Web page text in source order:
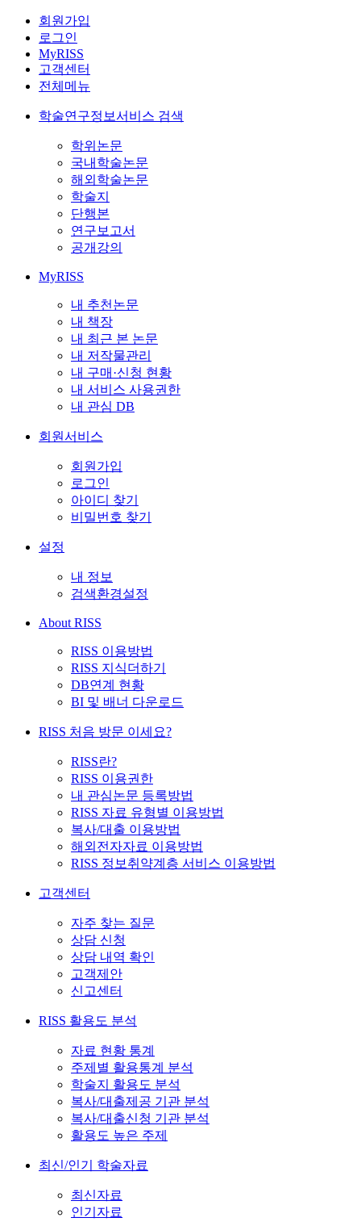
회원가입
로그인
MyRISS
고객센터
전체메뉴
학술연구정보서비스 검색
학위논문
국내학술논문
해외학술논문
학술지
단행본
연구보고서
공개강의
MyRISS
내 추천논문
내 책장
내 최근 본 논문
내 저작물관리
내 구매·신청 현황
내 서비스 사용권한
내 관심 DB
회원서비스
회원가입
로그인
아이디 찾기
비밀번호 찾기
설정
내 정보
검색환경설정
About RISS
RISS 이용방법
RISS 지식더하기
DB연계 현황
BI 및 배너 다운로드
RISS 처음 방문 이세요?
RISS란?
RISS 이용권한
내 관심논문 등록방법
RISS 자료 유형별 이용방법
복사/대출 이용방법
해외전자자료 이용방법
RISS 정보취약계층 서비스 이용방법
고객센터
자주 찾는 질문
상담 신청
상담 내역 확인
고객제안
신고센터
RISS 활용도 분석
자료 현황 통계
주제별 활용통계 분석
학술지 활용도 분석
복사/대출제공 기관 분석
복사/대출신청 기관 분석
활용도 높은 주제
최신/인기 학술자료
최신자료
인기자료